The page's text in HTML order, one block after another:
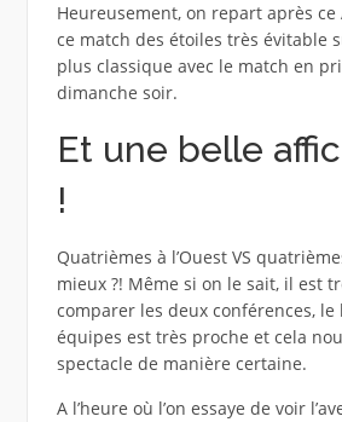
Heureusement, on repart après ce
ce match des étoiles très évitable
plus classique avec le match en
dimanche soir.
Et une belle
!
Quatrièmes à l’Ouest VS
mieux ?! Même si on le sait, il est
comparer les deux conférences,
équipes est très proche et cela
spectacle de manière certaine.
A l’heure où l’on essaye de voir